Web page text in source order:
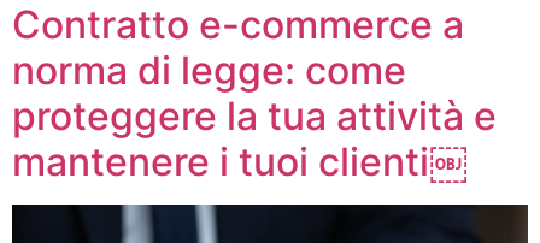
Contratto e-commerce a
norma di legge: come
proteggere la tua attività e
mantenere i tuoi clienti￼